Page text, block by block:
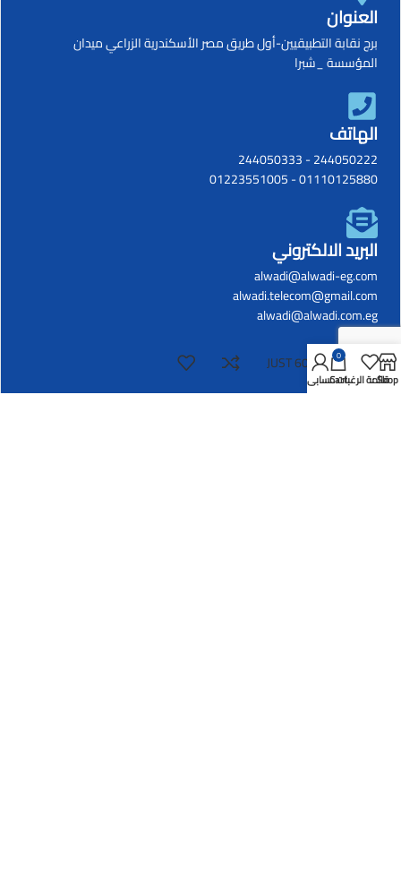
العنوان
برج نقابة التطبيقيين-أول طريق مصر الأسكندرية الزراعي ميدان
المؤسسة _شبرا
الهاتف
244050222
-
244050333
01110125880
-
01223551005
البريد الالكتروني
alwadi@alwadi-eg.com
alwadi.telecom@gmail.com
alwadi@alwadi.com.eg
JUST 600/200
Shopقائمة الرغبات
0
Cartحسابي